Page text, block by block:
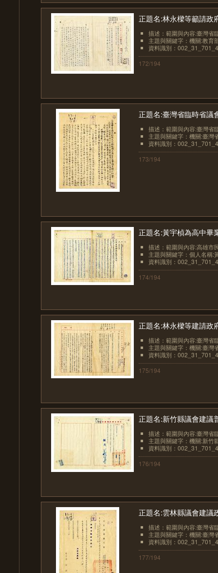
正題名:林永樑等籲請政
描述：範圍與內容:臺灣省
主題與關鍵字：機關:教育
資料識別：
172/194
正題名:臺灣省臨時省議
描述：範圍與內容:臺灣省
主題與關鍵字：機關:臺灣
資料識別：
173/194
正題名:黃宇楨為高中畢
描述：範圍與內容:高雄市
主題與關鍵字：個人名稱:
資料識別：
174/194
正題名:林永樑等建請政
描述：範圍與內容:臺灣省
主題與關鍵字：機關:臺灣
資料識別：
175/194
正題名:新竹縣議會建議
描述：範圍與內容:臺灣省
主題與關鍵字：機關:新竹
資料識別：
176/194
正題名:雲林縣議會建議
描述：範圍與內容:臺灣省
主題與關鍵字：機關:臺灣
資料識別：
177/194